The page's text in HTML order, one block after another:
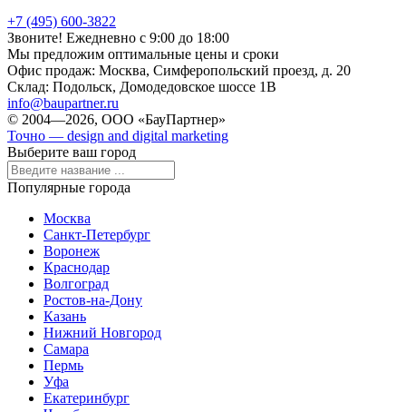
+7 (495) 600-3822
Звоните! Ежедневно с 9:00 до 18:00
Мы предложим оптимальные цены и сроки
Офис продаж: Москва, Симферопольский проезд, д. 20
Склад: Подольск, Домодедовское шоссе 1В
info@baupartner.ru
© 2004—2026, ООО «БауПартнер»
Точно — design and digital marketing
Выберите ваш город
Популярные города
Москва
Санкт-Петербург
Воронеж
Краснодар
Волгоград
Ростов-на-Дону
Казань
Нижний Новгород
Самара
Пермь
Уфа
Екатеринбург